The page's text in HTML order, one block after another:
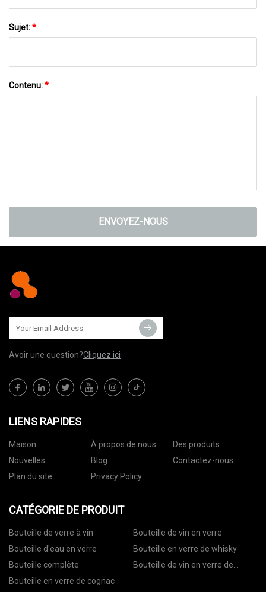
Sujet:*
Contenu:*
ENVOYEZ-NOUS
Avoir une question?Cliquez ici
LIENS RAPIDES
Maison À propos de nous
Des produits
Nouvelles
Blog
Contactez-nous
Plan du site
Privacy Policy
CATÉGORIE DE PRODUIT
Bouteille de verre à vin
Bouteille de vin en verre
Bouteille d'eau en verre
Bouteille en verre de whisky
Bouteille complète
Bouteille de vin en verre de
Bouteille en verre de cognac